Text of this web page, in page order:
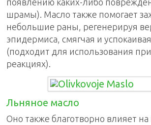
появлению каких-либо
шрамы). Масло также помогает
небольшие раны, регенерируя
эпидермиса, смягчая и
(подходит для использования
реакциях).
Льняное масло
Оно также благотворно влияет